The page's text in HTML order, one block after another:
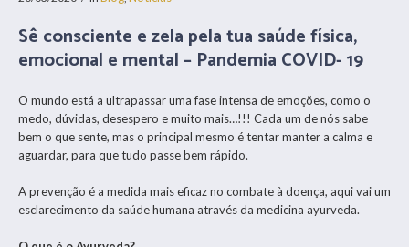
Sê consciente e zela pela tua saúde física,
emocional e mental – Pandemia COVID- 19
O mundo está a ultrapassar uma fase intensa de emoções, como o
medo, dúvidas, desespero e muito mais…!!! Cada um de nós sabe
bem o que sente, mas o principal mesmo é tentar manter a calma e
aguardar, para que tudo passe bem rápido.
A prevenção é a medida mais eficaz no combate à doença, aqui vai um
esclarecimento da saúde humana através da medicina ayurveda.